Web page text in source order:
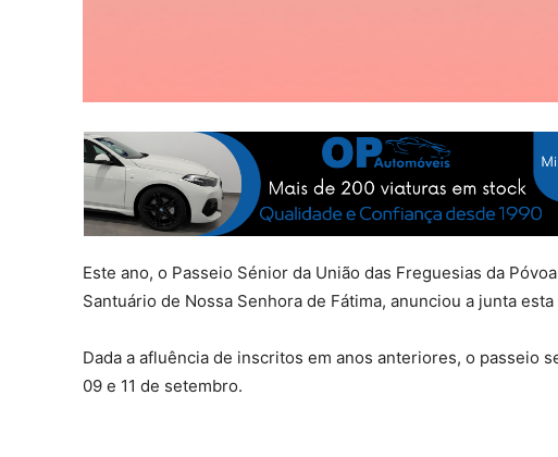
Este ano, o Passeio Sénior da União das Freguesias da
Santuário de Nossa Senhora de Fátima, anunciou a junta
Dada a afluência de inscritos em anos anteriores, o passeio
09 e 11 de setembro.